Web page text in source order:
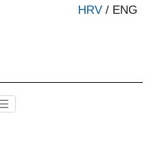
HRV / ENG